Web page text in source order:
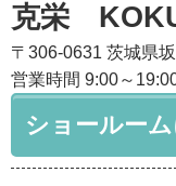
克栄
〒306-0631 茨城県
営業時間 9:00～
ショールー